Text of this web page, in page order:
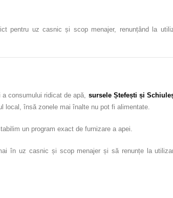
pentru uz casnic și scop menajer, renunțând la
consumului ridicat de apă, sursele Ștefești și
local, însă zonele mai înalte nu pot fi alimentate.
un program exact de furnizare a apei.
în uz casnic și scop menajer și să renunțe la